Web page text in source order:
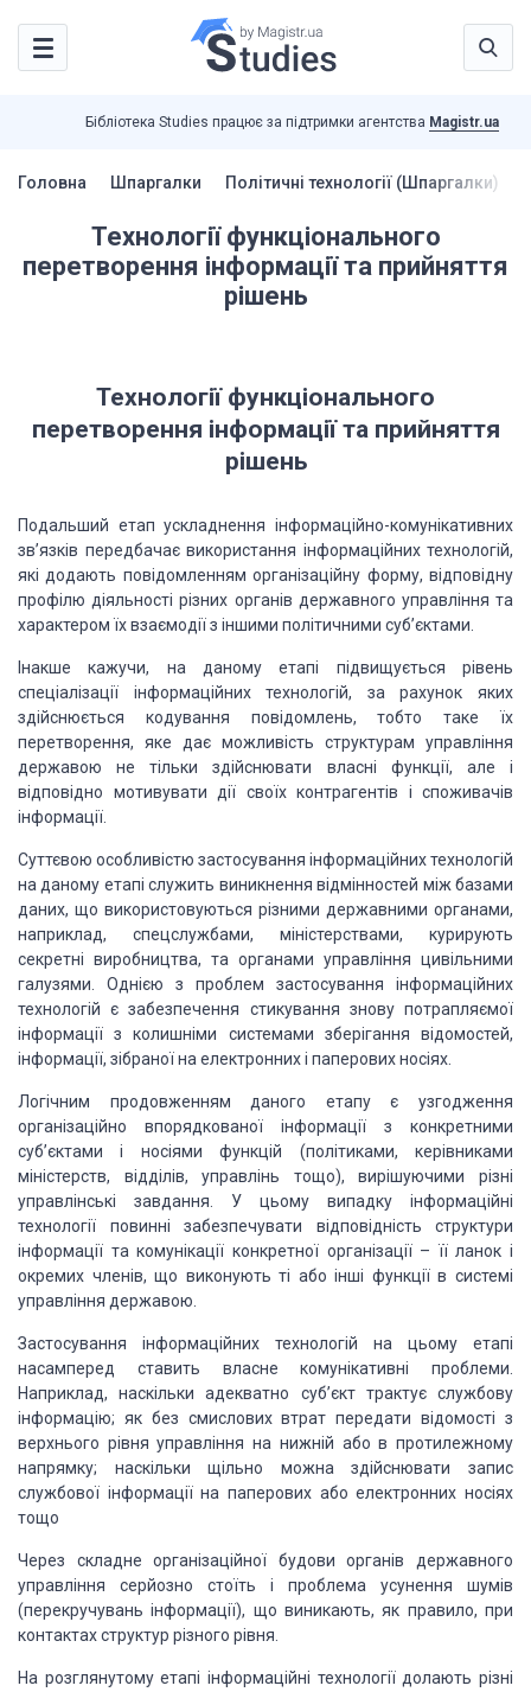
Бібліотека Studies працює за підтримки агентства Magistr.ua
Головна Шпаргалки Політичні технології (Шпаргалки)
Технології функціонального
перетворення інформації та прийняття
рішень
Технології функціонального
перетворення інформації та прийняття
рішень
Подальший етап ускладнення інформаційно-комунікативних
зв’язків передбачає використання інформаційних технологій,
які додають повідомленням організаційну форму, відповідну
профілю діяльності різних органів державного управління та
характером їх взаємодії з іншими політичними суб’єктами.
Інакше кажучи, на даному етапі підвищується рівень
спеціалізації інформаційних технологій, за рахунок яких
здійснюється кодування повідомлень, тобто таке їх
перетворення, яке дає можливість структурам управління
державою не тільки здійснювати власні функції, але і
відповідно мотивувати дії своїх контрагентів і споживачів
інформації.
Суттєвою особливістю застосування інформаційних технологій
на даному етапі служить виникнення відмінностей між базами
даних, що використовуються різними державними органами,
наприклад, спецслужбами, міністерствами, курирують
секретні виробництва, та органами управління цивільними
галузями. Однією з проблем застосування інформаційних
технологій є забезпечення стикування знову потрапляємої
інформації з колишніми системами зберігання відомостей,
інформації, зібраної на електронних і паперових носіях.
Логічним продовженням даного етапу є узгодження
організаційно впорядкованої інформації з конкретними
суб’єктами і носіями функцій (політиками, керівниками
міністерств, відділів, управлінь тощо), вирішуючими різні
управлінські завдання. У цьому випадку інформаційні
технології повинні забезпечувати відповідність структури
інформації та комунікації конкретної організації – її ланок і
окремих членів, що виконують ті або інші функції в системі
управління державою.
Застосування інформаційних технологій на цьому етапі
насамперед ставить власне комунікативні проблеми.
Наприклад, наскільки адекватно суб’єкт трактує службову
інформацію; як без смислових втрат передати відомості з
верхнього рівня управління на нижній або в протилежному
напрямку; наскільки щільно можна здійснювати запис
службової інформації на паперових або електронних носіях
тощо
Через складне організаційної будови органів державного
управління серйозно стоїть і проблема усунення шумів
(перекручувань інформації), що виникають, як правило, при
контактах структур різного рівня.
На розглянутому етапі інформаційні технології долають різні